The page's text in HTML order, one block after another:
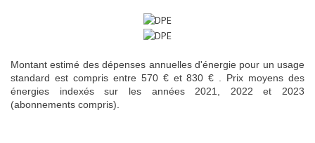
Montant estimé des dépenses annuelles d'énergie pour un usage
standard est compris entre 570 € et 830 € . Prix moyens des
énergies indexés sur les années 2021, 2022 et 2023
(abonnements compris).